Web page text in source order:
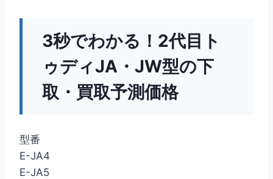
3秒でわかる！2代目ト
ゥディJA・JW型の下
取・買取予測価格
型番
E-JA4
E-JA5